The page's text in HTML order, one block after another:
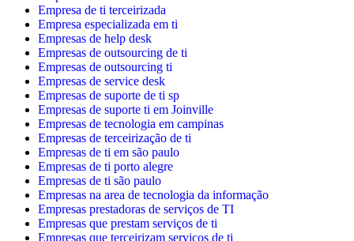
Empresa de ti terceirizada
Empresa especializada em ti
Empresas de help desk
Empresas de outsourcing de ti
Empresas de outsourcing ti
Empresas de service desk
Empresas de suporte de ti sp
Empresas de suporte ti em Joinville
Empresas de tecnologia em campinas
Empresas de terceirização de ti
Empresas de ti em são paulo
Empresas de ti porto alegre
Empresas de ti são paulo
Empresas na area de tecnologia da informação
Empresas prestadoras de serviços de TI
Empresas que prestam serviços de ti
Empresas que terceirizam serviços de ti